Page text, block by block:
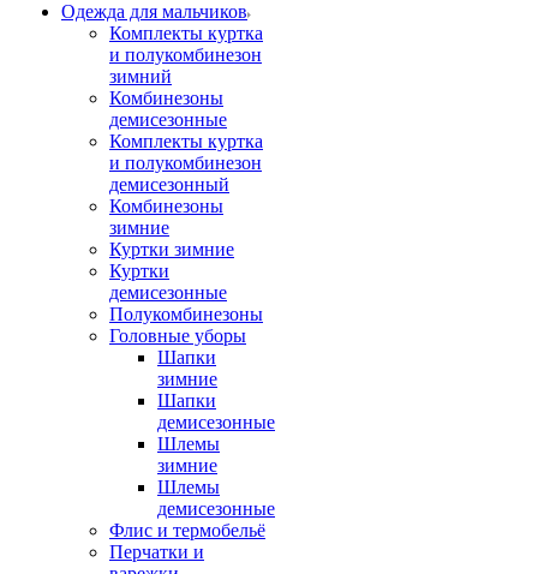
Одежда для мальчиков
Комплекты куртка
и полукомбинезон
зимний
Комбинезоны
демисезонные
Комплекты куртка
и полукомбинезон
демисезонный
Комбинезоны
зимние
Куртки зимние
Куртки
демисезонные
Полукомбинезоны
Головные уборы
Шапки
зимние
Шапки
демисезонные
Шлемы
зимние
Шлемы
демисезонные
Флис и термобельё
Перчатки и